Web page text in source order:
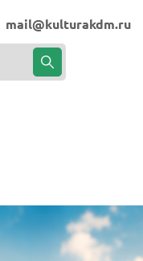
mail@kulturakdm.ru